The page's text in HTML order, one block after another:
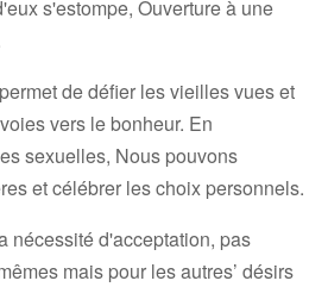
s'estompe, Ouverture à une
de défier les vieilles vues et
vers le bonheur. En
sexuelles, Nous pouvons
et célébrer les choix personnels.
nécessité d'acceptation, pas
mais pour les autres’ désirs